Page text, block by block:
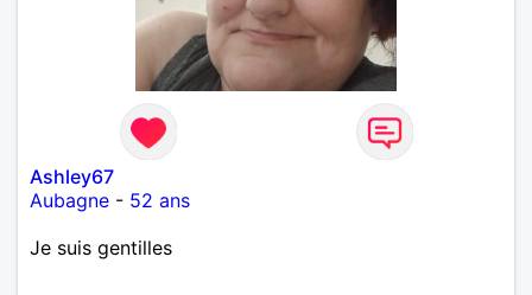
Ashley67
Aubagne - 52 ans
Je suis gentilles